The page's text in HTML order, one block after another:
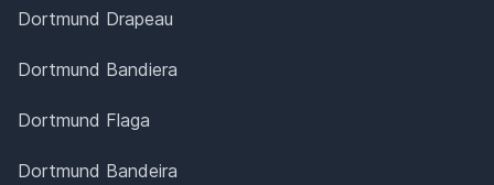
Dortmund Drapeau
Dortmund Bandiera
Dortmund Flaga
Dortmund Bandeira